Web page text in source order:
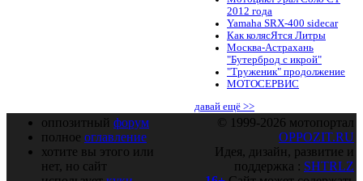
2012 года
Yamaha SRX-400 sidecar
Как колясЯтся Литры
Москва-Астрахань
"Бутерброд с икрой"
"Труженик" продолжение
МОТОСЕРВИС
давай ещё >>
оппозитный форум
полное оглавление
хотите вы этого или
нет, но сайт
© 1999-2026 мотопортал
OPPOZIT.RU
Идея, дизайн, развитие и
поддержка : SHTRLZ